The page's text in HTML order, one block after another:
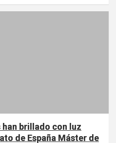
han brillado con luz
de España Máster de